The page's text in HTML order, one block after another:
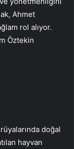
Ahmet
rol alıyor.
Öztekin
doğal
hayvan